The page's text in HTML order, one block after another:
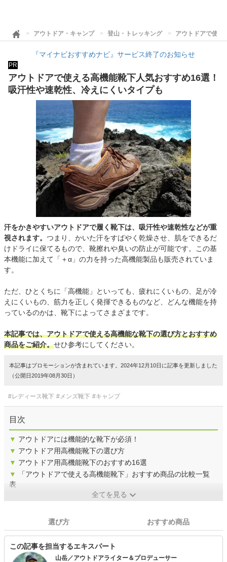
アウトドア・キャンプ 登山・トレッキング アウトドアで使え
『マイナビおすすめナビ』サービス終了のお知らせ
PR
アウトドアで使える高機能靴下人気おすすめ16選！
吸汗性や速乾性、冷えにくいタイプも
汗をかきやすいアウトドアで履く靴下は、吸汗性や速乾性などが重
視されます。 つまり、かいた汗をすばやく乾燥させ、肌をできるだ
けドライに保てるもので、靴擦れや臭いの防止が可能です。この基
本機能に加えて「＋α」の力を持った高機能製品も販売されていま
す。
ただ、ひとくちに「高機能」といっても、疲れにくいもの、足が冷
えにくいもの、筋力を正しく発揮できるものなど、どんな機能を持
っているのかは、靴下によってさまざまです。
本記事では、アウトドアで使える高機能な靴下の選び方とおすすめ
商品をご紹介。せひ参考にしてください。
本記事はプロモーションが含まれています。2024年12月10日に記事を更新しました
（公開日2019年08月30日）
#レディース靴下 #メンズ靴下 #キャンプ
目次
▼ アウトドアには機能的な靴下が必須！
▼ アウトドア用高機能靴下の選び方
▼ アウトドア用高機能靴下のおすすめ16選
▼
「アウトドアで使える高機能靴下」おすすめ商品の比較一覧
表
全てを見る
選び方 おすすめ商品
この記事を担当するエキスパート
山岳／アウトドアライター＆プロデューサー